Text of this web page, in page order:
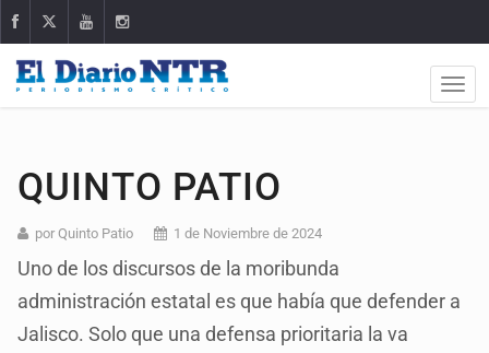
QUINTO PATIO
por Quinto Patio 1 de Noviembre de 2024
Uno de los discursos de la moribunda
administración estatal es que había que defender a
Jalisco. Solo que una defensa prioritaria la va